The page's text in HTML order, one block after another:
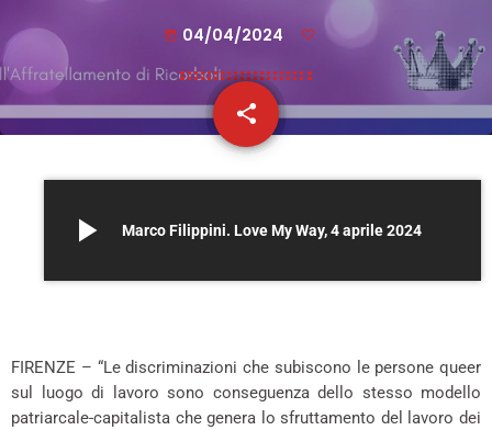
today 04/04/2024
share
email
play_arrow Marco Filippini. Love My Way, 4 aprile 2024
FIRENZE – “Le discriminazioni che subiscono le persone queer
sul luogo di lavoro sono conseguenza dello stesso modello
patriarcale-capitalista che genera lo sfruttamento del lavoro dei